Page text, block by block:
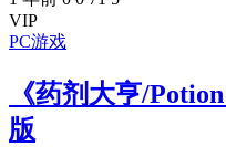
VIP
PC游戏
《药剂大亨/
版